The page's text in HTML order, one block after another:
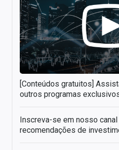
[Conteúdos gratuitos]
outros programas
Inscreva-se em nosso
recomendações de